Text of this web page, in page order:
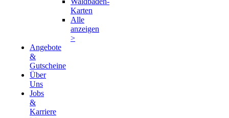
Karten
Alle
anzeigen
>
Angebote
&
Gutscheine
Über
Uns
Jobs
&
Karriere